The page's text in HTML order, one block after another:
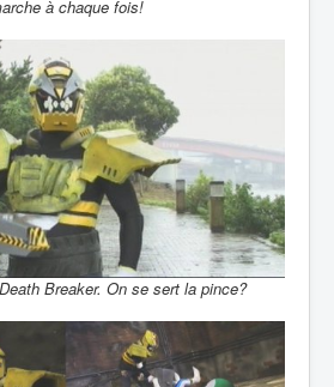
à chaque fois!
Breaker. On se sert la pince?